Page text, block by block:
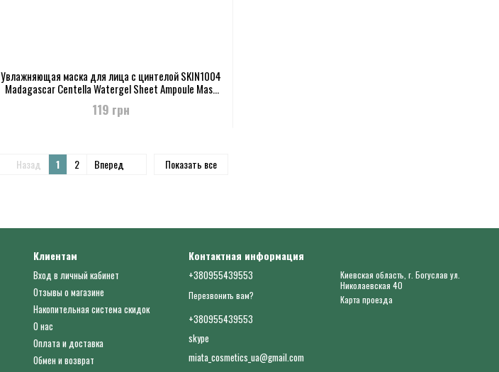
Увлажняющая маска для лица с цинтелой SKIN1004
Madagascar Centella Watergel Sheet Ampoule Mask
25 мл
119 грн
Назад 1 2 Вперед Показать все
Клиентам
Вход в личный кабинет
Отзывы о магазине
Накопительная система скидок
О нас
Оплата и доставка
Обмен и возврат
Контактная информация
+380955439553
Перезвонить вам?
+380955439553
skype
miata_cosmetics_ua@gmail.com
Киевская область, г. Богуслав ул.
Николаевская 40
Карта проезда